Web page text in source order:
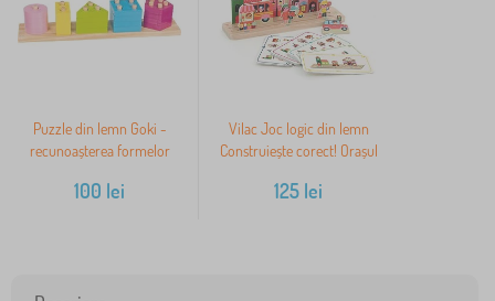
Puzzle din lemn Goki -
recunoașterea formelor
100 lei
Vilac Joc logic din lemn
Construiește corect! Orașul
125 lei